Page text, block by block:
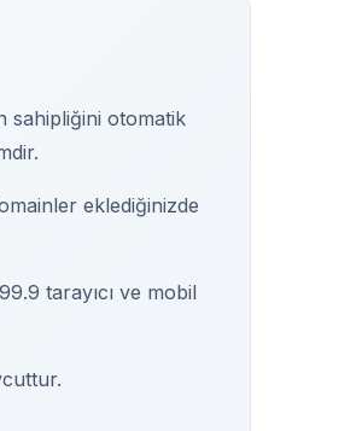
sahipliğini otomatik
eklediğinizde
tarayıcı ve mobil